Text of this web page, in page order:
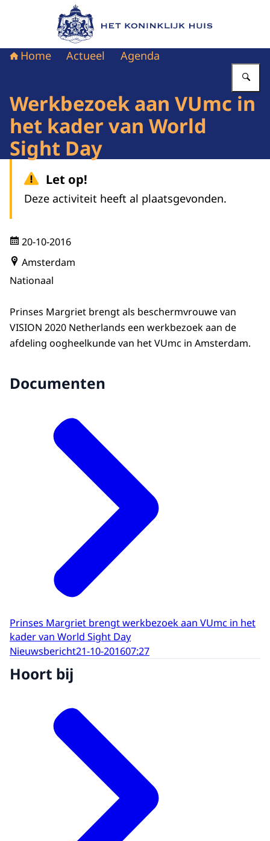
Naar de homepage van Het Koninklijk Huis
Home Actueel Agenda
Werkbezoek aan VUmc in
het kader van World
Sight Day
Let op!
Deze activiteit heeft al plaatsgevonden.
20-10-2016
Amsterdam
Nationaal
Prinses Margriet brengt als beschermvrouwe van
VISION 2020 Netherlands een werkbezoek aan de
afdeling oogheelkunde van het VUmc in Amsterdam.
Documenten
Prinses Margriet brengt werkbezoek aan VUmc in het
kader van World Sight Day
Nieuwsbericht21-10-201607:27
Hoort bij